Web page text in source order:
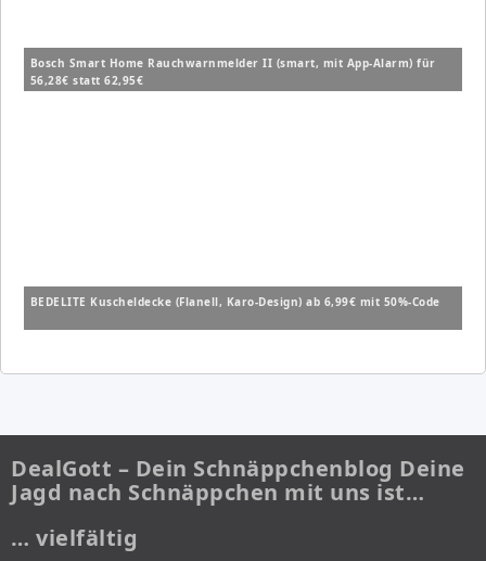
Bosch Smart Home Rauchwarnmelder II (smart, mit App-Alarm) für
56,28€ statt 62,95€
BEDELITE Kuscheldecke (Flanell, Karo-Design) ab 6,99€ mit 50%-Code
DealGott – Dein Schnäppchenblog Deine
Jagd nach Schnäppchen mit uns ist…
… vielfältig